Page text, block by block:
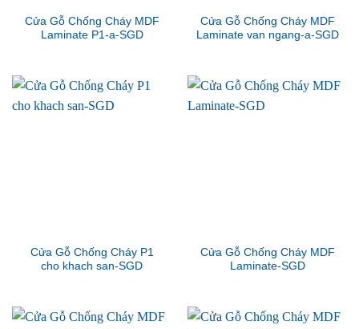
Cửa Gỗ Chống Cháy MDF
Laminate P1-a-SGD
Cửa Gỗ Chống Cháy MDF
Laminate van ngang-a-SGD
Cửa Gỗ Chống Cháy P1
cho khach san-SGD
Cửa Gỗ Chống Cháy MDF
Laminate-SGD